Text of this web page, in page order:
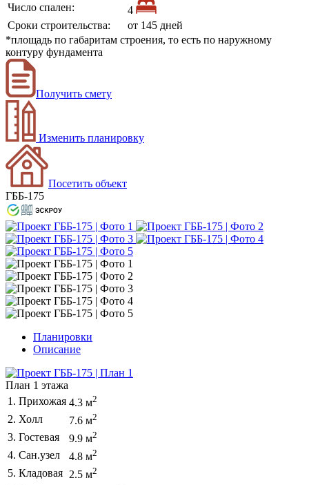
Число спален:
4
Сроки строительства:
от 145 дней
*площадь по габаритам строения, то есть по наружному
контуру фундамента
Получить смету
Изменить планировку
Посетить объект
ГББ-175
Планировки
Описание
План 1 этажа
1. Прихожая 4.3 м2
2. Холл 7.6 м2
3. Гостевая 9.9 м2
4. Сан.узел 4.8 м2
5. Кладовая 2.5 м2